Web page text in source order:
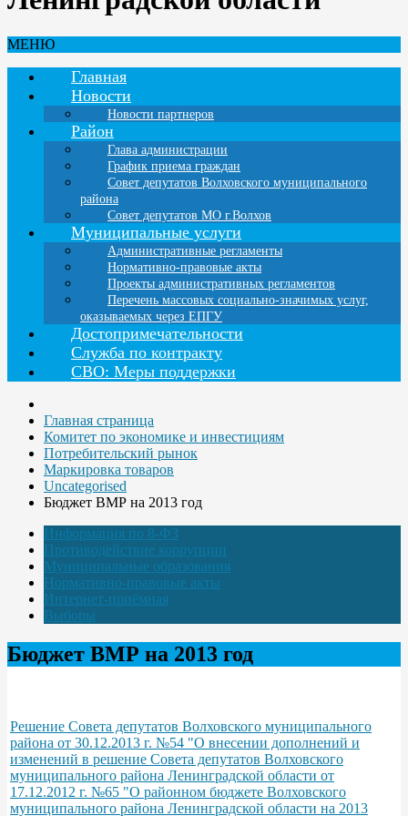
МЕНЮ
Главная
Новости
Новости партнеров
Район
Глава администрации
График приема граждан
Совет депутатов Волховского муниципального
района
Совет депутатов МО г.Волхов
Муниципальные услуги
Административные регламенты
Нормативно-правовые акты
Проекты административных регламентов
Перечень массовых социально-значимых услуг,
оказываемых через ЕПГУ
Достопримечательности
Служба по контракту
СВО: Меры поддержки
Главная страница
Комитет по экономике и инвестициям
Потребительский рынок
Маркировка товаров
Uncategorised
Бюджет ВМР на 2013 год
Информация по 8-ФЗ
Противодействие коррупции
Муниципальные образования
Нормативно-правовые акты
Интернет-приёмная
Выборы
Бюджет ВМР на 2013 год
Решение Совета депутатов Волховского муниципального
района от 30.12.2013 г. №54 "О внесении дополнений и
изменений в решение Совета депутатов Волховского
муниципального района Ленинградской области от
17.12.2012 г. №65 "О районном бюджете Волховского
муниципального района Ленинградской области на 2013